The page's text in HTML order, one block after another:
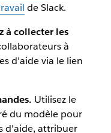
de Slack.
à collecter les
à
d'aide via le lien
Utilisez le
du modèle pour
d'aide, attribuer